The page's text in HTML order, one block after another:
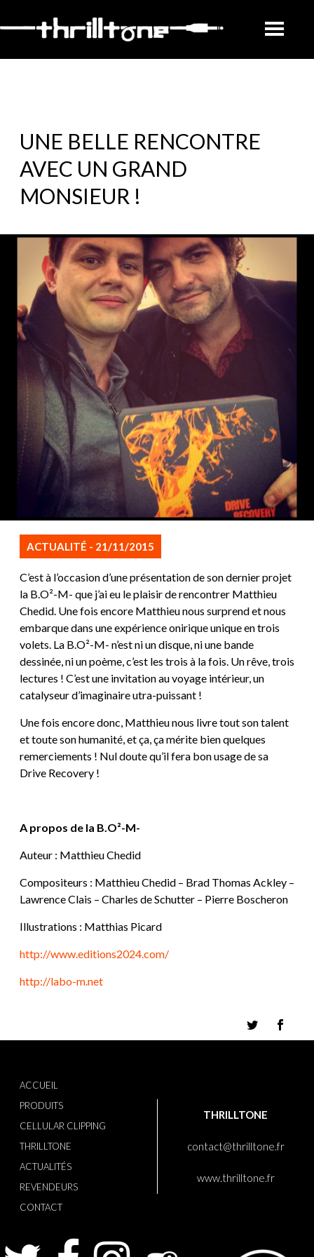
UNE BELLE RENCONTRE
AVEC UN GRAND
MONSIEUR !
ACTUALITÉ - 21/11/2015
C’est à l’occasion d’une présentation de son dernier projet
la B.O²-M- que j’ai eu le plaisir de rencontrer Matthieu
Chedid. Une fois encore Matthieu nous surprend et nous
embarque dans une expérience onirique unique en trois
volets. La B.O²-M- n’est ni un disque, ni une bande
dessinée, ni un poème, c’est les trois à la fois. Un rêve, trois
lectures ! C’est une invitation au voyage intérieur, un
catalyseur d’imaginaire utra-puissant !
Une fois encore donc, Matthieu nous livre tout son talent
et toute son humanité, et ça, ça mérite bien quelques
remerciements ! Nul doute qu’il fera bon usage de sa
Drive Recovery !
A propos de la B.O²-M-
Auteur : Matthieu Chedid
Compositeurs : Matthieu Chedid – Brad Thomas Ackley –
Lawrence Clais – Charles de Schutter – Pierre Boscheron
Illustrations : Matthias Picard
http://www.editions2024.com/
http://labo-m.net
ACCUEIL
PRODUITS
CELLULAR CLIPPING
THRILLTONE
ACTUALITÉS
REVENDEURS
CONTACT
THRILLTONE
contact@thrilltone.fr
www.thrilltone.fr